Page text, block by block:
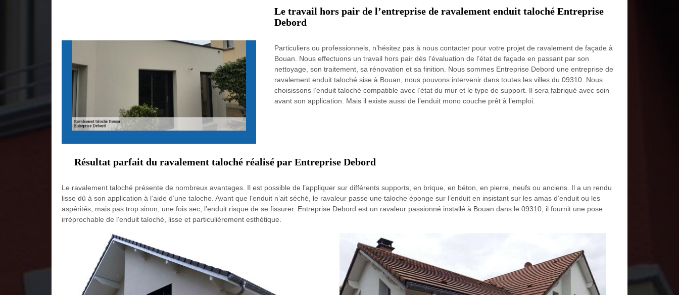
Le travail hors pair de l’entreprise de ravalement enduit taloché Entreprise
Debord
Particuliers ou professionnels, n’hésitez pas à nous contacter pour votre projet de ravalement de façade à
Bouan. Nous effectuons un travail hors pair dès l’évaluation de l’état de façade en passant par son
nettoyage, son traitement, sa rénovation et sa finition. Nous sommes Entreprise Debord une entreprise de
ravalement enduit taloché sise à Bouan, nous pouvons intervenir dans toutes les villes du 09310. Nous
choisissons l’enduit taloché compatible avec l’état du mur et le type de support. Il sera fabriqué avec soin
avant son application. Mais il existe aussi de l’enduit mono couche prêt à l’emploi.
Résultat parfait du ravalement taloché réalisé par Entreprise Debord
Le ravalement taloché présente de nombreux avantages. Il est possible de l’appliquer sur différents supports, en brique, en béton, en pierre, neufs ou anciens. Il a un rendu
lisse dû à son application à l’aide d’une taloche. Avant que l’enduit n’ait séché, le ravaleur passe une taloche éponge sur l’enduit en insistant sur les amas d’enduit ou les
aspérités, mais pas trop sinon, une fois sec, l’enduit risque de se fissurer. Entreprise Debord est un ravaleur passionné installé à Bouan dans le 09310, il fournit une pose
irréprochable de l’enduit taloché, lisse et particulièrement esthétique.